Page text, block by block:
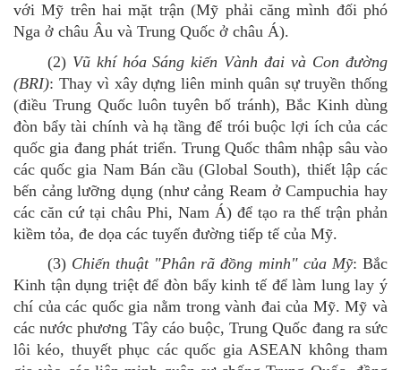
với Mỹ trên hai mặt trận (Mỹ phải căng mình đối phó
Nga ở châu Âu và Trung Quốc ở châu Á).
(2) Vũ khí hóa Sáng kiến Vành đai và Con đường
(BRI): Thay vì xây dựng liên minh quân sự truyền thống
(điều Trung Quốc luôn tuyên bố tránh), Bắc Kinh dùng
đòn bẩy tài chính và hạ tầng để trói buộc lợi ích của các
quốc gia đang phát triển. Trung Quốc thâm nhập sâu vào
các quốc gia Nam Bán cầu (Global South), thiết lập các
bến cảng lưỡng dụng (như cảng Ream ở Campuchia hay
các căn cứ tại châu Phi, Nam Á) để tạo ra thế trận phản
kiềm tỏa, đe dọa các tuyến đường tiếp tế của Mỹ.
(3) Chiến thuật "Phân rã đồng minh" của Mỹ: Bắc
Kinh tận dụng triệt để đòn bẩy kinh tế để làm lung lay ý
chí của các quốc gia nằm trong vành đai của Mỹ. Mỹ và
các nước phương Tây cáo buộc,Trung Quốc đang ra sức
lôi kéo, thuyết phục các quốc gia ASEAN không tham